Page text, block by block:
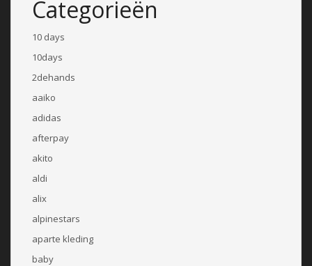
Categorieën
10 days
10days
2dehands
aaiko
adidas
afterpay
akito
aldi
alix
alpinestars
aparte kleding
baby